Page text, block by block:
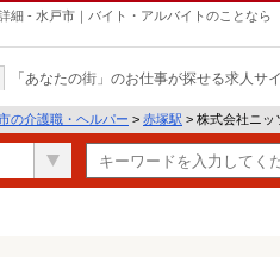
細 - 水戸市｜バイト・アルバイトのことなら
「あなたの街」のお仕事が探せる求人サ
の介護職・ヘルパー > 赤塚駅 > 株式会社ニッ